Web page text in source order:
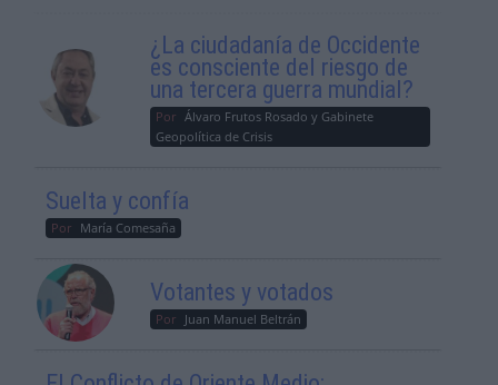
¿La ciudadanía de Occidente
es consciente del riesgo de
una tercera guerra mundial?
Por Álvaro Frutos Rosado y Gabinete
Geopolítica de Crisis
Suelta y confía
Por María Comesaña
Votantes y votados
Por Juan Manuel Beltrán